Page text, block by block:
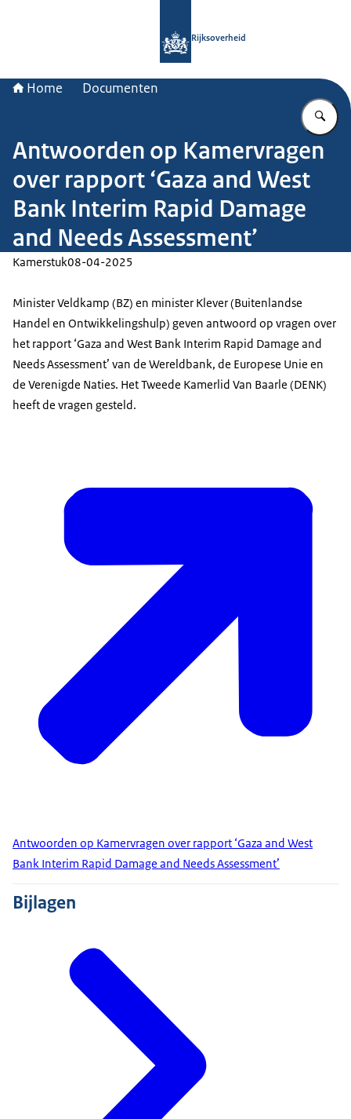
Rijksoverheid
Home Documenten
Antwoorden op Kamervragen
over rapport ‘Gaza and West
Bank Interim Rapid Damage
and Needs Assessment’
Kamerstuk08-04-2025
Minister Veldkamp (BZ) en minister Klever (Buitenlandse
Handel en Ontwikkelingshulp) geven antwoord op vragen over
het rapport ‘Gaza and West Bank Interim Rapid Damage and
Needs Assessment’ van de Wereldbank, de Europese Unie en
de Verenigde Naties. Het Tweede Kamerlid Van Baarle (DENK)
heeft de vragen gesteld.
Antwoorden op Kamervragen over rapport ‘Gaza and West
Bank Interim Rapid Damage and Needs Assessment’
Bijlagen